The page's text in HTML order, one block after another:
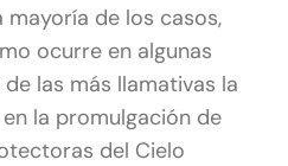
mayoría de los casos,
ocurre en algunas
las más llamativas la
la promulgación de
del Cielo